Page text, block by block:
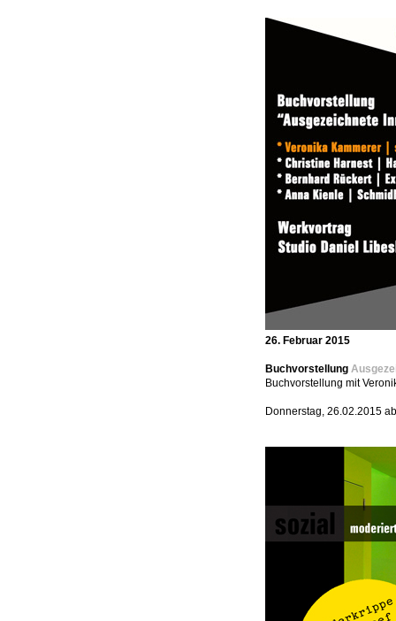
26. Februar 2015
Buchvorstellung
Buchvorstellung mit
Donnerstag, 26.02.2015